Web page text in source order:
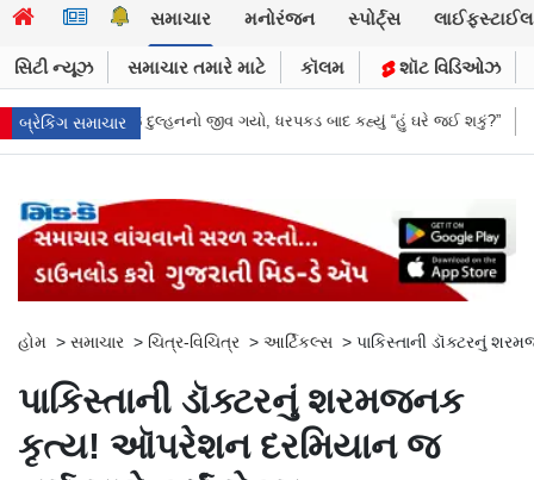
સમાચાર મનોરંજન સ્પોર્ટ્સ લાઈફસ્ટાઈલ
સિટી ન્યૂઝ સમાચાર તમારે માટે કૉલમ શૉટ વિડિઓઝ
બ્રેકિંગ સમાચાર
ધરપકડ બાદ કહ્યું “હું ઘરે જઈ શકું?” ‘હું બાબા બાગેશ્વર નથી...’: IIT દિલ્હીમાં
હોમ > સમાચાર > ચિત્ર-વિચિત્ર > આર્ટિકલ્સ > પાકિસ્તાની ડૉક્ટરનું
પાકિસ્તાની ડૉક્ટરનું શરમજનક
કૃત્ય! ઑપરેશન દરમિયાન જ